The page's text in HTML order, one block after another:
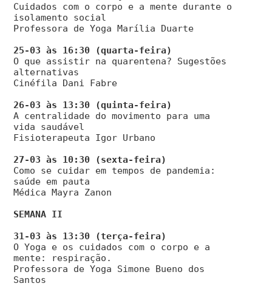
Cuidados com o corpo e a mente durante o
isolamento social
Professora de Yoga Marília Duarte
O que assistir na quarentena? Sugestões
alternativas
Cinéfila Dani Fabre
A centralidade do movimento para uma
vida saudável
Fisioterapeuta Igor Urbano
Como se cuidar em tempos de pandemia:
saúde em pauta
Médica Mayra Zanon
SEMANA II
O Yoga e os cuidados com o corpo e a
mente: respiração.
Professora de Yoga Simone Bueno dos
Santos